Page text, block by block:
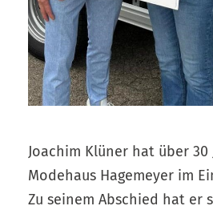
Joachim Klüner hat über 30
Modehaus Hagemeyer im
Zu seinem Abschied hat er